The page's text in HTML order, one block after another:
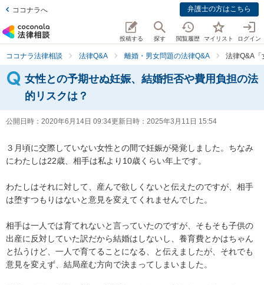
ココナラへ 弁護士の方はこちら
投稿する 探す 閲覧履歴 マイリスト ログイン
ココナラ法律相談 法律Q&A 離婚・男女問題の法律Q&A 法律Q&A
女性との予期せぬ妊娠、結婚拒否や費用負担の法
的リスクは？
公開日時： 2020年6月14日 09:34更新日時： 2025年3月11日 15:54
３月頃に交際していない女性との間で妊娠が発覚しました。ちなみ
にわたしは22歳、相手は私より10歳くらい年上です。
わたしはそれに対して、産んで欲しくないと伝えたのですが、相手
は堕すつもりはないと意見を変えてくれませんでした。
相手は一人では育てれないと言っていたのですが、そもそも子供の
出産に反対していた訳だから結婚はしないし、養育費とかはちゃん
と払うけど、一人で育てることになる、と伝えましたが、それでも
意見を変えず、結局産む方向で決まってしまいました。